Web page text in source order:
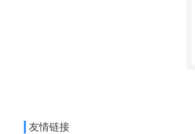
友情链接